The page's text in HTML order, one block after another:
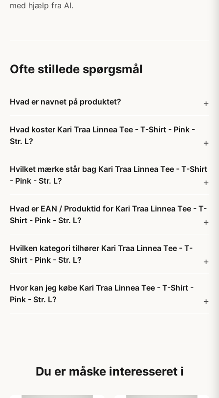
med hjælp fra AI.
Ofte stillede spørgsmål
Hvad er navnet på produktet?
Hvad koster Kari Traa Linnea Tee - T-Shirt - Pink -
Str. L?
Hvilket mærke står bag Kari Traa Linnea Tee - T-Shirt
- Pink - Str. L?
Hvad er EAN / Produktid for Kari Traa Linnea Tee - T-
Shirt - Pink - Str. L?
Hvilken kategori tilhører Kari Traa Linnea Tee - T-
Shirt - Pink - Str. L?
Hvor kan jeg købe Kari Traa Linnea Tee - T-Shirt -
Pink - Str. L?
Du er måske interesseret i